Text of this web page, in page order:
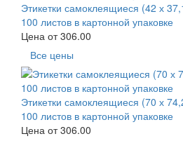
Этикетки самоклеящиеся (42 х
100 листов в картонной упаковке
Цена от306.00
Все цены
Этикетки самоклеящиеся (70 х
100 листов в картонной упаковке
Цена от306.00